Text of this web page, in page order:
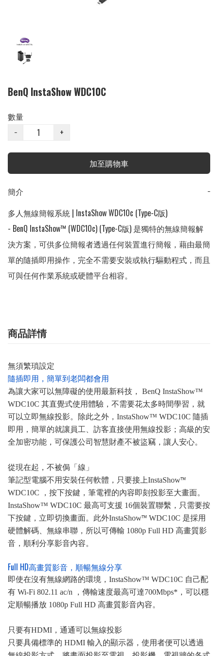
BenQ InstaShow WDC10C
數量
−
+
加至購物車
簡介
−
多人無線簡報系統 | InstaShow WDC10c (Type-C版)
- BenQ InstaShow™ (WDC10c) (Type-C版) 是獨特的無線簡報解
決方案，可供多位簡報者透過任何裝置進行簡報，藉由最簡
單的隨插即用操作，完全不需要安裝或執行驅動程式，而且
可與任何作業系統或硬體平台相容。
商品詳情
無須繁瑣設定
隨插即用，簡單到老闆都會用
為讓大家可以無障礙的使用最新科技，
BenQ InstaShow™
WDC10C 其直覺式使用體驗，不需要花太多時間學習，就
可以立即無線投影。除此之外， InstaShow™ WDC10C 隨插
即用，簡單的就讓員工、訪客直接使用無線投影；高級的安
全加密功能，可保護公司智慧財產不被盜竊，讓人安心。
從現在起，不被侷「線」
筆記型電腦不用安裝任何軟體，只要接上InstaShow™
WDC10C
，按下按鍵，筆電裡的內容即刻投影至大畫面。
InstaShow™ WDC10C 最高可支援 16個裝置聯繫，只需要按
下按鍵，立即切換畫面。此外InstaShow™ WDC10C 是採用
硬體解碼、無線串聯，所以可傳輸 1080p Full HD 高畫質影
音，順利分享影音內容。
Full HD高畫質影音，順暢無線分享
即使在沒有無線網路的環境， InstaShow™ WDC10C 自己配
有 Wi-Fi 802.11 ac/n ，傳輸速度最高可達700Mbps* ，可以穩
定順暢播放 1080p Full HD 高畫質影音內容。
只要有HDMI ，通通可以無線投影
只要具備標準的 HDMI 輸入的顯示器，使用者便可以透過